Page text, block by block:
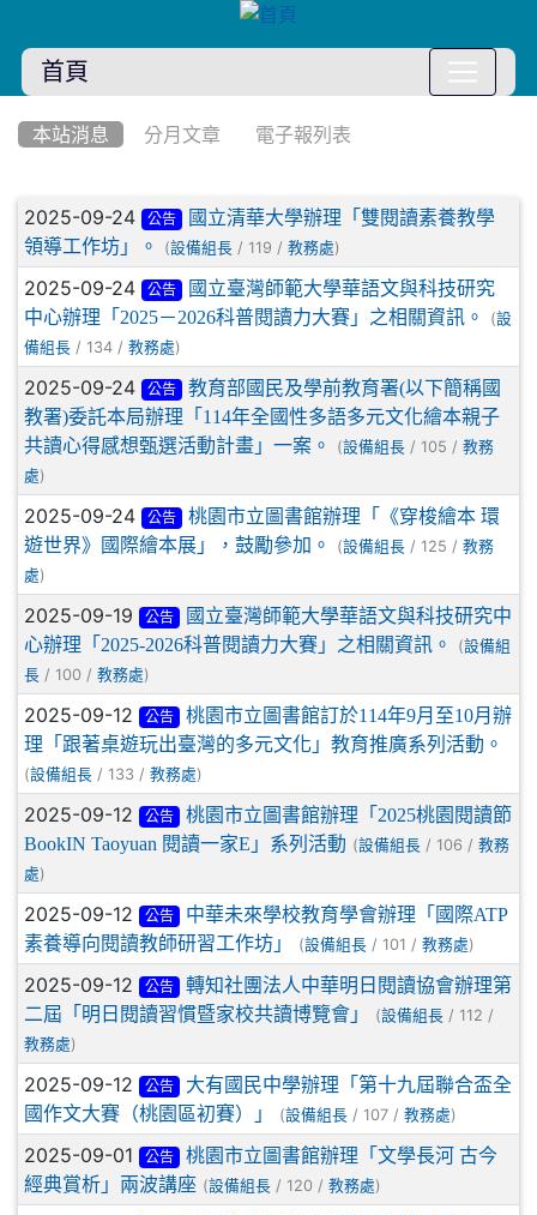
首頁
本站消息 分月文章 電子報列表
文章列表
2025-09-24 公告
國立清華大學辦理「雙閱讀素養教學
領導工作坊」。
(設備組長 / 119 / 教務處)
2025-09-24 公告
國立臺灣師範大學華語文與科技研究
中心辦理「2025－2026科普閱讀力大賽」之相關資訊。
(設
備組長 / 134 / 教務處)
2025-09-24 公告
教育部國民及學前教育署(以下簡稱國
教署)委託本局辦理「114年全國性多語多元文化繪本親子
共讀心得感想甄選活動計畫」一案。
(設備組長 / 105 / 教務
處)
2025-09-24 公告
桃園市立圖書館辦理「《穿梭繪本 環
遊世界》國際繪本展」，鼓勵參加。
(設備組長 / 125 / 教務
處)
2025-09-19 公告
國立臺灣師範大學華語文與科技研究中
心辦理「2025-2026科普閱讀力大賽」之相關資訊。
(設備組
長 / 100 / 教務處)
2025-09-12 公告
桃園市立圖書館訂於114年9月至10月辦
理「跟著桌遊玩出臺灣的多元文化」教育推廣系列活動。
(設備組長 / 133 / 教務處)
2025-09-12 公告
桃園市立圖書館辦理「2025桃園閱讀節
BookIN Taoyuan 閱讀一家E」系列活動 (設備組長 / 106 / 教務
處)
2025-09-12 公告
中華未來學校教育學會辦理「國際ATP
素養導向閱讀教師研習工作坊」
(設備組長 / 101 / 教務處)
2025-09-12 公告
轉知社團法人中華明日閱讀協會辦理第
二屆「明日閱讀習慣暨家校共讀博覽會」
(設備組長 / 112 /
教務處)
2025-09-12 公告
大有國民中學辦理「第十九屆聯合盃全
國作文大賽（桃園區初賽）」
(設備組長 / 107 / 教務處)
2025-09-01 公告
桃園市立圖書館辦理「文學長河 古今
經典賞析」兩波講座 (設備組長 / 120 / 教務處)